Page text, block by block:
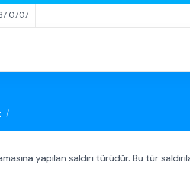
0707
yapılan saldırı türüdür. Bu tür